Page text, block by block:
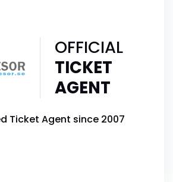
OFFICIAL
TICKET
AGENT
Ticket Agent since 2007